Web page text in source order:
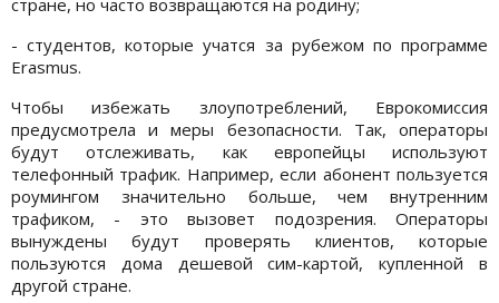
- студентов, которые учатся за рубежом по программе
Erasmus.
Чтобы избежать злоупотреблений, Еврокомиссия
предусмотрела и меры безопасности. Так, операторы
будут отслеживать, как европейцы используют
телефонный трафик. Например, если абонент пользуется
роумингом значительно больше, чем внутренним
трафиком, - это вызовет подозрения. Операторы
вынуждены будут проверять клиентов, которые
пользуются дома дешевой сим-картой, купленной в
другой стране.